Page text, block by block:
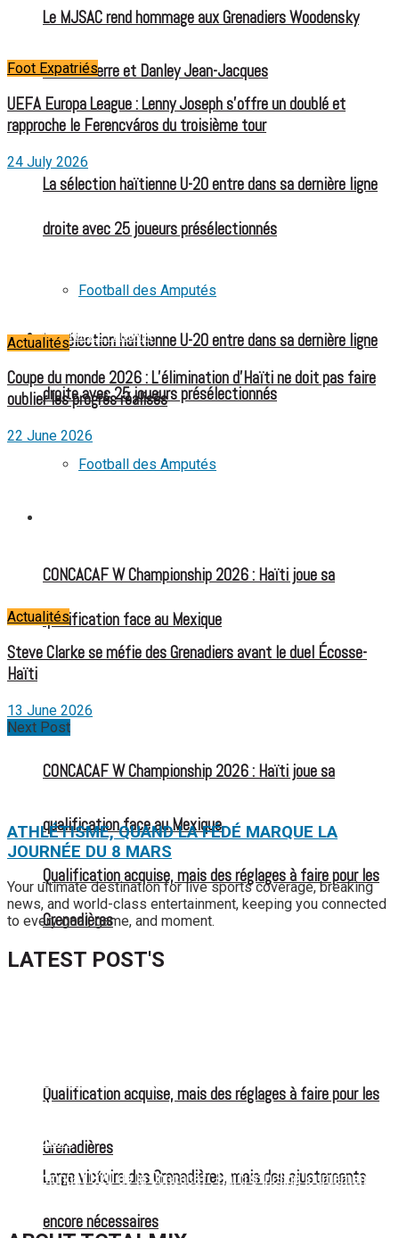
Le MJSAC rend hommage aux Grenadiers Woodensky
Olivier Pierre et Danley Jean-Jacques
La sélection haïtienne U-20 entre dans sa dernière ligne
droite avec 25 joueurs présélectionnés
Football des Amputés
CONCACAF W Championship 2026 : Haïti joue sa
qualification face au Mexique
Qualification acquise, mais des réglages à faire pour les
Grenadières
La sélection haïtienne U-20 entre dans sa dernière ligne
droite avec 25 joueurs présélectionnés
Football des Amputés
FOOTBALL FÉMININ
CONCACAF W Championship 2026 : Haïti joue sa
qualification face au Mexique
Qualification acquise, mais des réglages à faire pour les
Grenadières
Large victoire des Grenadières, mais des ajustements
encore nécessaires
Foot Expatriés
UEFA Europa League : Lenny Joseph s’offre un doublé et
rapproche le Ferencváros du troisième tour
24 July 2026
Actualités
Coupe du monde 2026 : L’élimination d’Haïti ne doit pas faire
oublier les progrès réalisés
22 June 2026
Actualités
Steve Clarke se méfie des Grenadiers avant le duel Écosse-
Haïti
13 June 2026
Next Post
ATHLÉTISME, QUAND LA FÉDÉ MARQUE LA
JOURNÉE DU 8 MARS
Your ultimate destination for live sports coverage, breaking
news, and world-class entertainment, keeping you connected
to every goal, game, and moment.
LATEST POST'S
manque de transparence
musculaire
Championnat U20 de la Concacaf : Haïti s’incline lourdement